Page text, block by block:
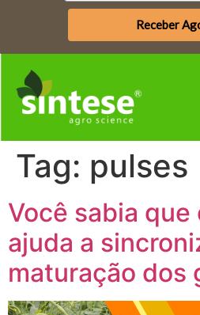
Receber
Tag: pulses
Você sabia que
ajuda a
maturação dos